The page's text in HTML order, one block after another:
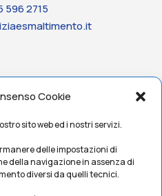
Cookie
sito web ed i nostri servizi.
delle impostazioni di
della navigazione in assenza di
diversi da quelli tecnici.
596 2715
Cookie Policy Contatti